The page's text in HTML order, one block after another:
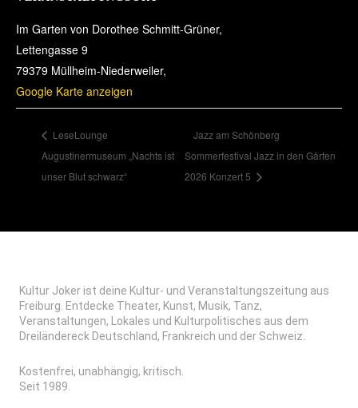
Im Garten von Dorothee Schmitt-Grüner,
Lettengasse 9
79379 Müllheim-Niederweiler,
Google Karte anzeigen
LeseLounge
Augustinermuseum „Nachts ist
unser Blut schwarz“
Jazz am Schönberg
Sommerfestival Jazz in den Gärten
2026 Konzert 5
Kultur Joker ist deine Kultur- und Veranstaltungszeitung aus
Freiburg. Entdecke Theater, Kunst, Musik, Tanz,
Veranstaltungen, Lokales und Kulturpolitisches aus dem
Dreiländereck Deutschland, Frankreich und der Schweiz.
Kostenfrei, unabhängig, kritisch.
Seit 1989.